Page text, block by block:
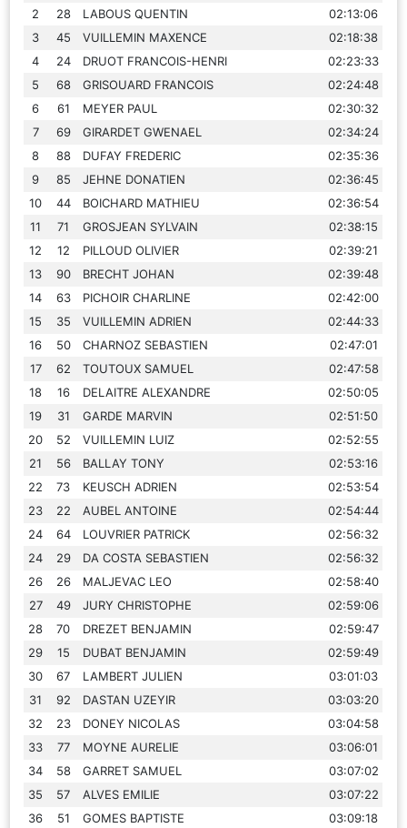
2
28 LABOUS QUENTIN
02:13:06
3
45 VUILLEMIN MAXENCE
02:18:38
4
24 DRUOT FRANCOIS-HENRI
02:23:33
5
68 GRISOUARD FRANCOIS
02:24:48
6
61 MEYER PAUL
02:30:32
7
69 GIRARDET GWENAEL
02:34:24
8
88 DUFAY FREDERIC
02:35:36
9
85 JEHNE DONATIEN
02:36:45
10
44 BOICHARD MATHIEU
02:36:54
11
71 GROSJEAN SYLVAIN
02:38:15
12
12 PILLOUD OLIVIER
02:39:21
13
90 BRECHT JOHAN
02:39:48
14
63 PICHOIR CHARLINE
02:42:00
15
35 VUILLEMIN ADRIEN
02:44:33
16
50 CHARNOZ SEBASTIEN
02:47:01
17
62 TOUTOUX SAMUEL
02:47:58
18
16 DELAITRE ALEXANDRE
02:50:05
19
31 GARDE MARVIN
02:51:50
20
52 VUILLEMIN LUIZ
02:52:55
21
56 BALLAY TONY
02:53:16
22
73 KEUSCH ADRIEN
02:53:54
23
22 AUBEL ANTOINE
02:54:44
24
64 LOUVRIER PATRICK
02:56:32
24
29 DA COSTA SEBASTIEN
02:56:32
26
26 MALJEVAC LEO
02:58:40
27
49 JURY CHRISTOPHE
02:59:06
28
70 DREZET BENJAMIN
02:59:47
29
15 DUBAT BENJAMIN
02:59:49
30
67 LAMBERT JULIEN
03:01:03
31
92 DASTAN UZEYIR
03:03:20
32
23 DONEY NICOLAS
03:04:58
33
77 MOYNE AURELIE
03:06:01
34
58 GARRET SAMUEL
03:07:02
35
57 ALVES EMILIE
03:07:22
36
51 GOMES BAPTISTE
03:09:18